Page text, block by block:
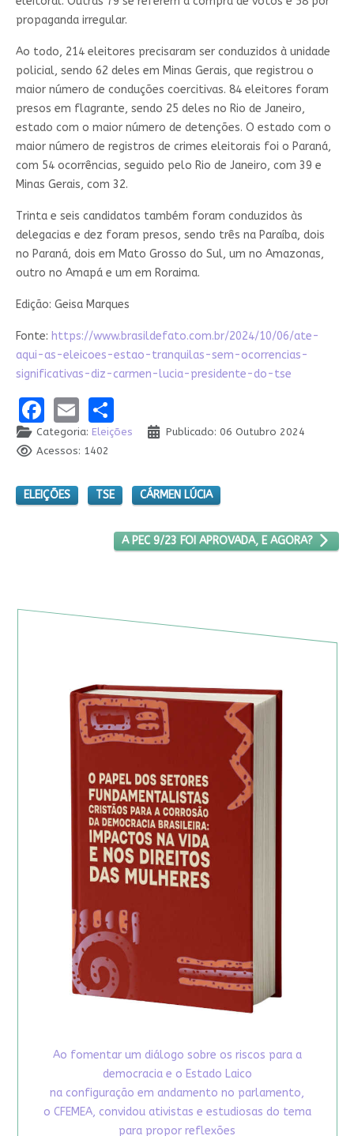
propaganda irregular.
Ao todo, 214 eleitores precisaram ser conduzidos à unidade
policial, sendo 62 deles em Minas Gerais, que registrou o
maior número de conduções coercitivas. 84 eleitores foram
presos em flagrante, sendo 25 deles no Rio de Janeiro,
estado com o maior número de detenções. O estado com o
maior número de registros de crimes eleitorais foi o Paraná,
com 54 ocorrências, seguido pelo Rio de Janeiro, com 39 e
Minas Gerais, com 32.
Trinta e seis candidatos também foram conduzidos às
delegacias e dez foram presos, sendo três na Paraíba, dois
no Paraná, dois em Mato Grosso do Sul, um no Amazonas,
outro no Amapá e um em Roraima.
Edição: Geisa Marques
Fonte: https://www.brasildefato.com.br/2024/10/06/ate-
aqui-as-eleicoes-estao-tranquilas-sem-ocorrencias-
significativas-diz-carmen-lucia-presidente-do-tse
Facebook
EmailShare
Categoria: Eleições
Publicado: 06 Outubro 2024
Acessos: 1402
ELEIÇÕES TSE CÁRMEN LÚCIA
PRÓXIMO ARTIGO: A PEC 9/23 FOI
A PEC 9/23 FOI APROVADA, E AGORA?
Ao fomentar um diálogo sobre os riscos para a
democracia e o Estado Laico
na configuração em andamento no parlamento,
o CFEMEA, convidou ativistas e estudiosas do tema
para propor reflexões